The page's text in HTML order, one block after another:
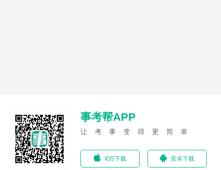
事考帮APP
让考事变得更简单
IOS下载 安卓下载